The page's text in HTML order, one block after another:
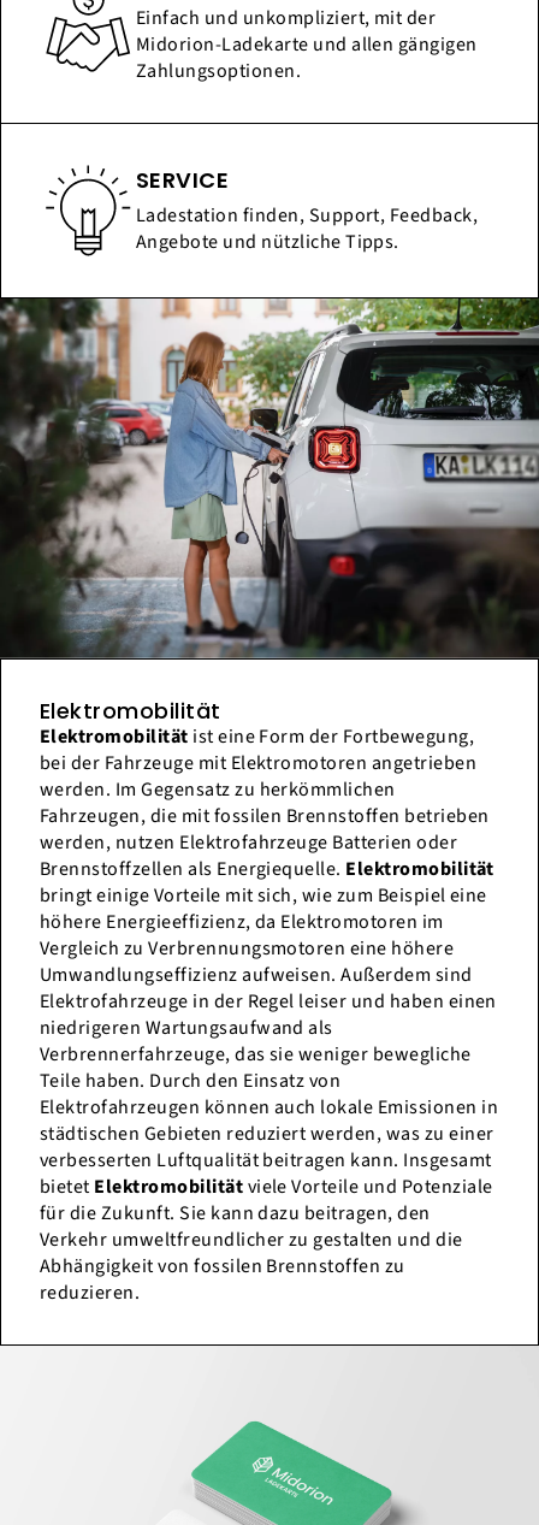
Einfach und unkompliziert, mit der
Midorion-Ladekarte und allen gängigen
Zahlungsoptionen.
SERVICE
Ladestation finden, Support, Feedback,
Angebote und nützliche Tipps.
Elektromobilität
Elektromobilität ist eine Form der Fortbewegung,
bei der Fahrzeuge mit Elektromotoren angetrieben
werden. Im Gegensatz zu herkömmlichen
Fahrzeugen, die mit fossilen Brennstoffen betrieben
werden, nutzen Elektrofahrzeuge Batterien oder
Brennstoffzellen als Energiequelle. Elektromobilität
bringt einige Vorteile mit sich, wie zum Beispiel eine
höhere Energieeffizienz, da Elektromotoren im
Vergleich zu Verbrennungsmotoren eine höhere
Umwandlungseffizienz aufweisen. Außerdem sind
Elektrofahrzeuge in der Regel leiser und haben einen
niedrigeren Wartungsaufwand als
Verbrennerfahrzeuge, das sie weniger bewegliche
Teile haben. Durch den Einsatz von
Elektrofahrzeugen können auch lokale Emissionen in
städtischen Gebieten reduziert werden, was zu einer
verbesserten Luftqualität beitragen kann. Insgesamt
bietet Elektromobilitätviele Vorteile und Potenziale
für die Zukunft. Sie kann dazu beitragen, den
Verkehr umweltfreundlicher zu gestalten und die
Abhängigkeit von fossilen Brennstoffen zu
reduzieren.